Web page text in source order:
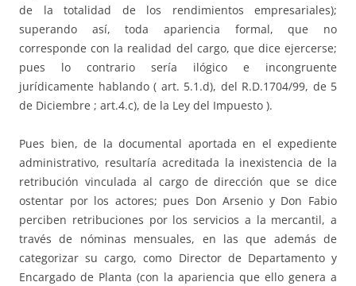
de la totalidad de los rendimientos empresariales);
superando así, toda apariencia formal, que no
corresponde con la realidad del cargo, que dice ejercerse;
pues lo contrario sería ilógico e incongruente
jurídicamente hablando ( art. 5.1.d), del R.D.1704/99, de 5
de Diciembre ; art.4.c), de la Ley del Impuesto ).
Pues bien, de la documental aportada en el expediente
administrativo, resultaría acreditada la inexistencia de la
retribución vinculada al cargo de dirección que se dice
ostentar por los actores; pues Don Arsenio y Don Fabio
perciben retribuciones por los servicios a la mercantil, a
través de nóminas mensuales, en las que además de
categorizar su cargo, como Director de Departamento y
Encargado de Planta (con la apariencia que ello genera a